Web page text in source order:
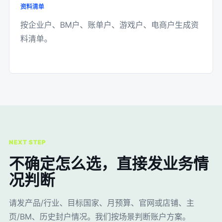
资料清单
按企业户、BM户、账单户、游戏户、电商户生成资
料清单。
NEXT STEP
不确定怎么选，直接发业务情
况判断
请发产品/行业、目标国家、月预算、官网或店铺、主
页/BM、历史封户情况。我们按场景判断账户方案。